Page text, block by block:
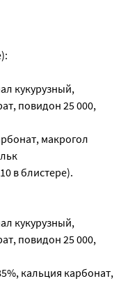
кукурузный,
повидон 25 000,
макрогол
в блистере).
кукурузный,
повидон 25 000,
кальция карбонат,